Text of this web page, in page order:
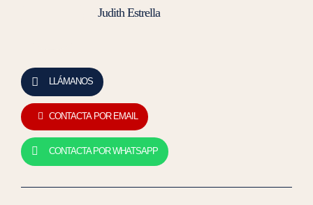
Judith Estrella
LLÁMANOS
CONTACTA POR EMAIL
CONTACTA POR WHATSAPP